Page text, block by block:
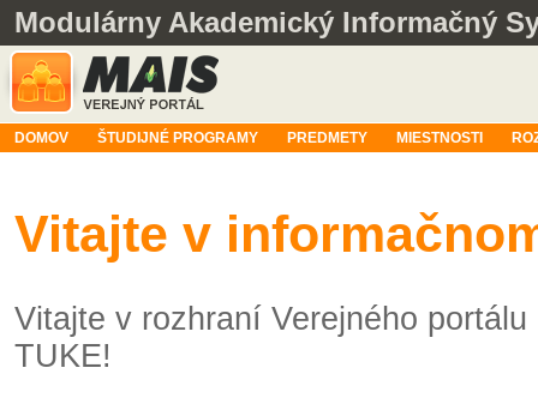
Modulárny Akademický Informačný
DOMOV ŠTUDIJNÉ PROGRAMY PREDMETY MIESTNOSTI
Vitajte v
Vitajte v rozhraní Verejného
TUKE!